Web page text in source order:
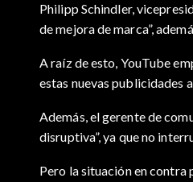
Philipp Schindler,
de mejora de marca”,
A raíz de esto, YouTube
estas nuevas publicidades
Además, el gerente de
disruptiva”, ya que no
Pero la situación en contra